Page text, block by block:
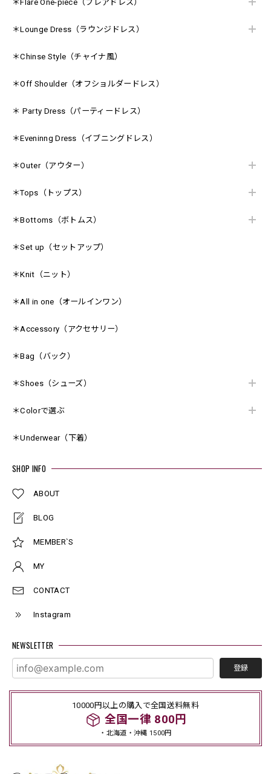
＊Flare One-piece（フレアドレス）
＊Lounge Dress（ラウンジドレス）
＊Chinse Style（チャイナ風）
＊Off Shoulder（オフショルダードレス）
＊ Party Dress（パーティードレス）
＊Eveninng Dress（イブニングドレス）
＊Outer（アウター）
＊Tops（トップス）
＊Bottoms（ボトムス）
＊Set up（セットアップ）
＊Knit（ニット）
＊All in one（オールインワン）
＊Accessory（アクセサリー）
＊Bag（バック）
＊Shoes（シューズ）
＊Colorで選ぶ
＊Underwear（下着）
SHOP INFO
ABOUT
BLOG
MEMBER`S
MY
CONTACT
Instagram
NEWSLETTER
登録
10000円以上の購入で全国送料無料
全国一律 800円
・北海道・沖縄 1500円